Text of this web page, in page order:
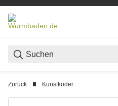
Zurück Kunstköder